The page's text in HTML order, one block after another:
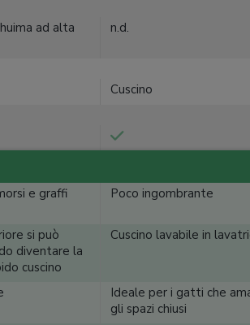
ad alta
n.d.
Cuscino
e graffi Poco ingombrante
si può
diventare la
cuscino
Cuscino lavabile in
Ideale per i gatti che
gli spazi chiusi